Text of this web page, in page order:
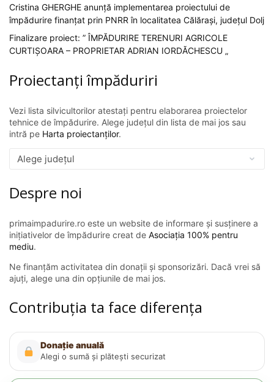
Cristina GHERGHE anunță implementarea proiectului de
împădurire finanțat prin PNRR în localitatea Călărași, județul Dolj
Finalizare proiect: ” ÎMPĂDURIRE TERENURI AGRICOLE
CURTIȘOARA – PROPRIETAR ADRIAN IORDĂCHESCU „
Proiectanți împăduriri
Vezi lista silvicultorilor atestați pentru elaborarea proiectelor
tehnice de împădurire. Alege județul din lista de mai jos sau
intră pe Harta proiectanților.
Despre noi
primaimpadurire.ro este un website de informare și susținere a
inițiativelor de împădurire creat de Asociația 100% pentru
mediu.
Ne finanțăm activitatea din donații și sponsorizări. Dacă vrei să
ajuți, alege una din opțiunile de mai jos.
Contribuția ta face diferența
Donație anuală
Alegi o sumă și plătești securizat